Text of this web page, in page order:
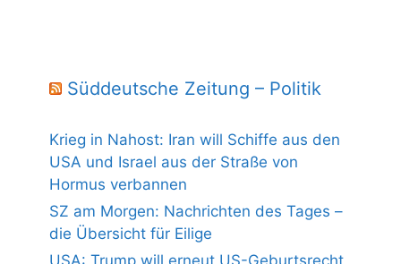
Süddeutsche Zeitung – Politik
Krieg in Nahost: Iran will Schiffe aus den
USA und Israel aus der Straße von
Hormus verbannen
SZ am Morgen: Nachrichten des Tages –
die Übersicht für Eilige